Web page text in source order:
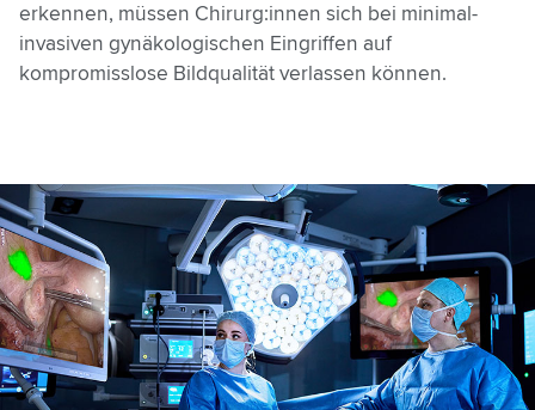
erkennen, müssen Chirurg:innen sich bei minimal-
invasiven gynäkologischen Eingriffen auf
kompromisslose Bildqualität verlassen können.